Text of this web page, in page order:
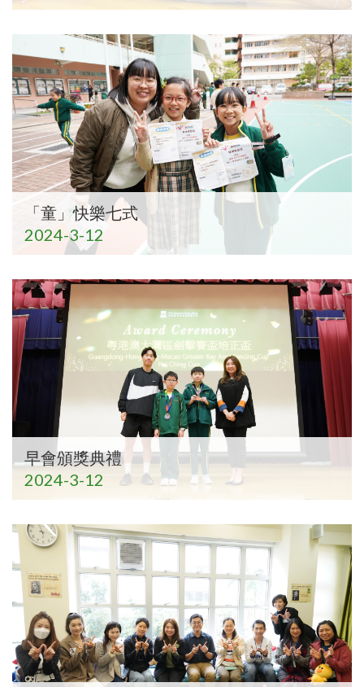
「童」快樂七式
2024-3-12
早會頒獎典禮
2024-3-12